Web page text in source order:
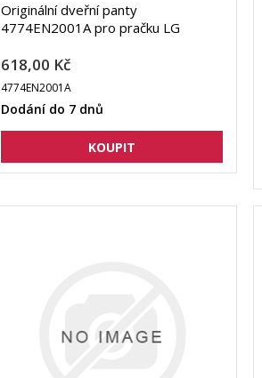
Originální dveřní panty
4774EN2001A pro pračku LG
618,00 Kč
4774EN2001A
Dodání do 7 dnů